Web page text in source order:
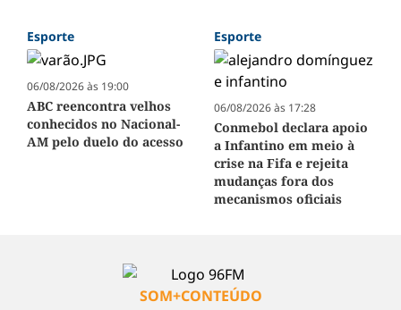
Esporte
06/08/2026 às 19:00
ABC reencontra velhos
conhecidos no Nacional-
AM pelo duelo do acesso
Esporte
06/08/2026 às 17:28
Conmebol declara apoio
a Infantino em meio à
crise na Fifa e rejeita
mudanças fora dos
mecanismos oficiais
SOM+CONTEÚDO